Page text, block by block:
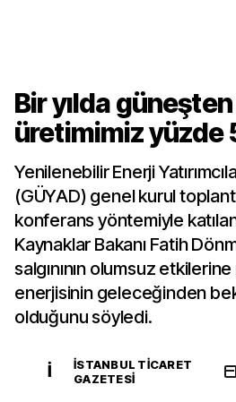
Bir yılda
üretimimiz yüzde
Yenilenebilir Enerji
(GÜYAD) genel kurul
konferans yöntemiyle
Kaynaklar Bakanı Fatih
salgınının olumsuz
enerjisinin geleceğinden
olduğunu söyledi.
İ
İSTANBUL TICARET
GAZETESI